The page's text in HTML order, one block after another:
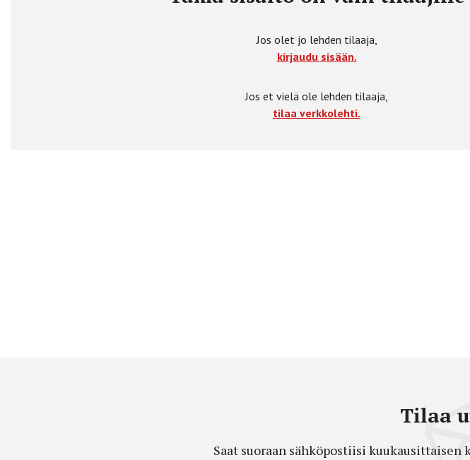
Jos olet jo lehden tilaaja,
kirjaudu sisään.
Jos et vielä ole lehden tilaaja,
tilaa verkkolehti.
Tilaa
Saat suoraan sähköpostiisi